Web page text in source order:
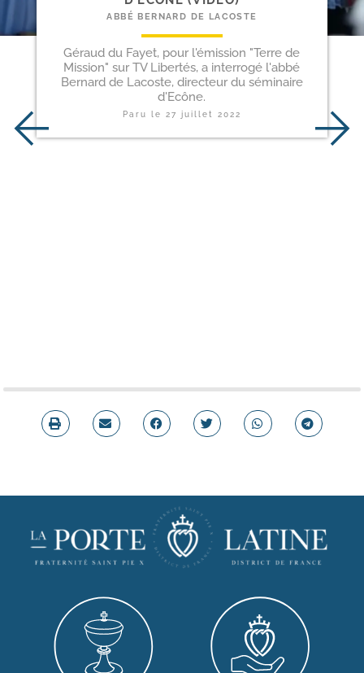
ABBÉ BERNARD DE LACOSTE
Géraud du Fayet, pour l'émission "Terre de
Mission" sur TV Libertés, a interrogé l'abbé
Bernard de Lacoste, directeur du séminaire
d'Ecône.
Paru le 27 juillet 2022